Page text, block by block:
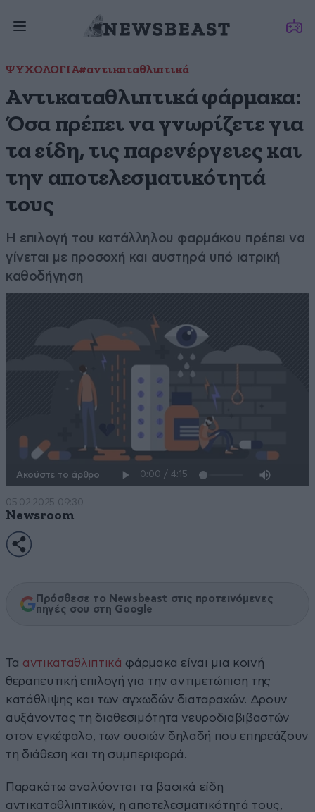
ΨΥΧΟΛΟΓΙΑ#αντικαταθλιπτικά
Αντικαταθλιπτικά φάρμακα:
Όσα πρέπει να γνωρίζετε για
τα είδη, τις παρενέργειες και
την αποτελεσματικότητά
τους
Η επιλογή του κατάλληλου φαρμάκου πρέπει να
γίνεται με προσοχή και αυστηρά υπό ιατρική
καθοδήγηση
Ακούστε το άρθρο
05·02·2025 09:30
Newsroom
Πρόσθεσε το Newsbeast στις προτεινόμενες
πηγές σου στη Google
Τα αντικαταθλιπτικά φάρμακα είναι μια κοινή
θεραπευτική επιλογή για την αντιμετώπιση της
κατάθλιψης και των αγχωδών διαταραχών. Δρουν
αυξάνοντας τη διαθεσιμότητα νευροδιαβιβαστών
στον εγκέφαλο, των ουσιών δηλαδή που επηρεάζουν
τη διάθεση και τη συμπεριφορά.
Παρακάτω αναλύονται τα βασικά είδη
αντικαταθλιπτικών, η αποτελεσματικότητά τους,